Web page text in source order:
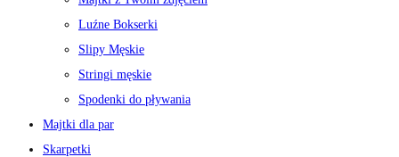
Luźne Bokserki
Slipy Męskie
Stringi męskie
Spodenki do pływania
Majtki dla par
Skarpetki